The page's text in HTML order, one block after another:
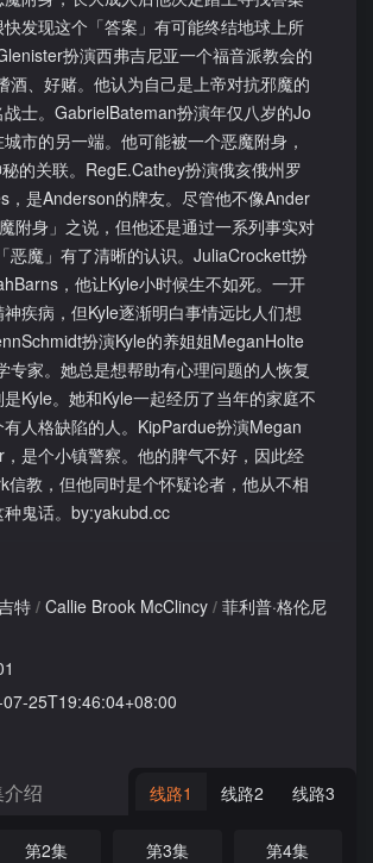
发现这个「答案」有可能终结地球上所
扮演西弗吉尼亚一个福音派教会的
酒、好赌。他认为自己是上帝对抗邪魔的
战士。GabrielBateman扮演年仅八岁的Jo
市的另一端。他可能被一个恶魔附身，
的关联。RegE.Cathey扮演俄亥俄州罗
，是Anderson的牌友。尽管他不像Ander
附身」之说，但他还是通过一系列事实对
恶魔」有了清晰的认识。JuliaCrockett扮
，他让Kyle小时候生不如死。一开
疾病，但Kyle逐渐明白事情远比人们想
扮演Kyle的养姐姐MeganHolte
专家。她总是想帮助有心理问题的人恢复
Kyle。她和Kyle一起经历了当年的家庭不
人格缺陷的人。KipPardue扮演Megan
是个小镇警察。他的脾气不好，因此经
信教，但他同时是个怀疑论者，他从不相
鬼话。by:yakubd.cc
特 / Callie Brook McClincy / 菲利普·格伦尼
25T19:46:04+08:00
绍 线路1 线路2 线路3
第2集 第3集 第4集